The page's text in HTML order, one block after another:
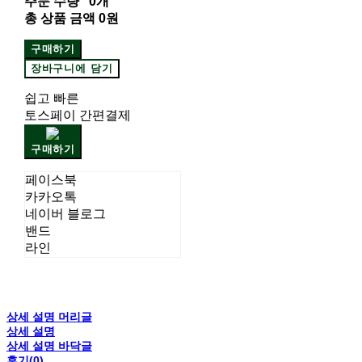
총 상품 금액 0원
구매하기
장바구니에 담기
쉽고 빠른
토스페이 간편결제
구매하기
페이스북
카카오톡
네이버 블로그
밴드
라인
상세 설명 머리글
상세 설명
상세 설명 바닥글